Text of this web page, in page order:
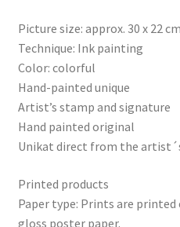
Picture size: approx. 30 x 22 cm
Technique: Ink painting
Color: colorful
Hand-painted unique
Artist’s stamp and signature
Hand painted original
Unikat direct from the
Printed products
Paper type: Prints are
gloss poster paper.